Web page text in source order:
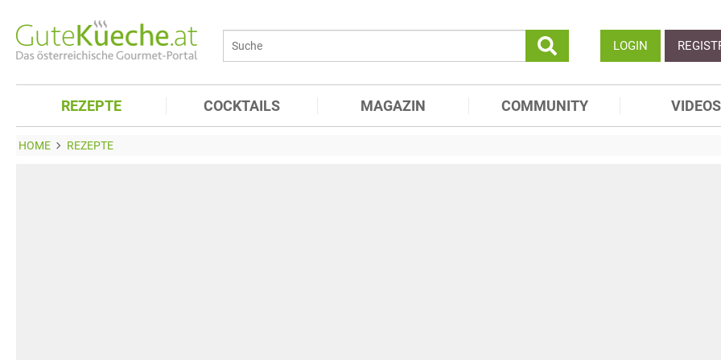
LOGIN
REZEPTE COCKTAILS MAGAZIN COMMUNITY VIDEOS
HOME REZEPTE